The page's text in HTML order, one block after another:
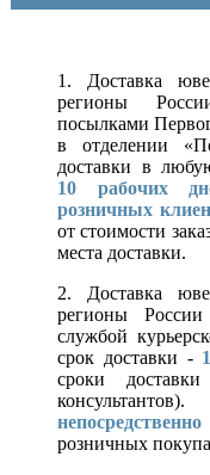
1. Доставка
регионы
посылками
в отделении
доставки в
10 рабочих
розничных
от стоимости
места доставки.
2. Доставка
регионы России
службой
срок доставки -
сроки
розничных